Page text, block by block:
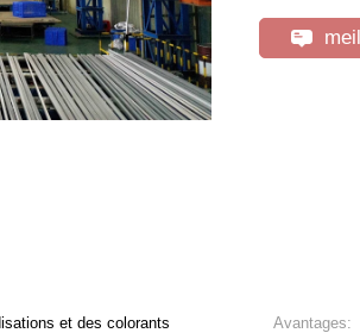
et des colorants Avantages: